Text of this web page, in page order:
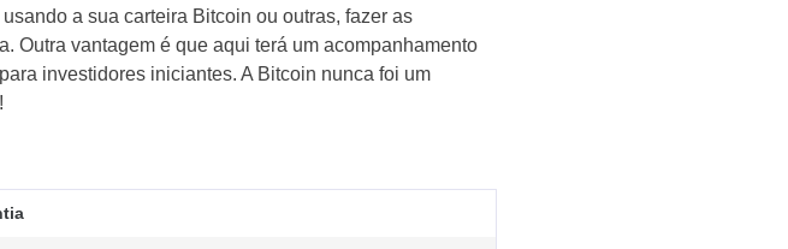
a sua carteira Bitcoin ou outras, fazer as
Outra vantagem é que aqui terá um acompanhamento
investidores iniciantes. A Bitcoin nunca foi um